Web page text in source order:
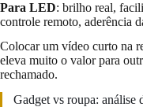
Para LED: brilho real,
controle remoto, aderência
Colocar um vídeo curto na
eleva muito o valor para
rechamado.
Gadget vs roupa: análise